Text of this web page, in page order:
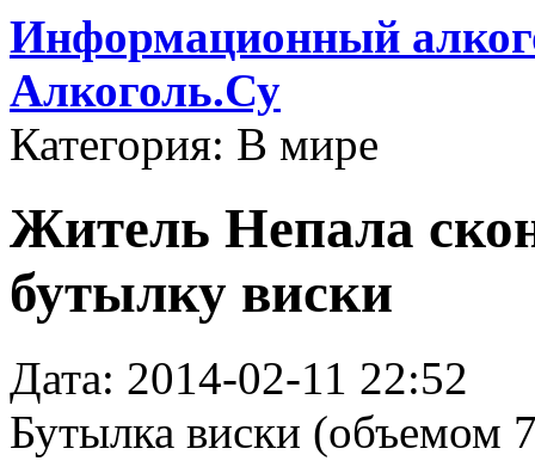
Информационный
Алкоголь.Су
Категория: В мире
Житель Непала
бутылку виски
Дата: 2014-02-11 22:52
Бутылка виски (объемом